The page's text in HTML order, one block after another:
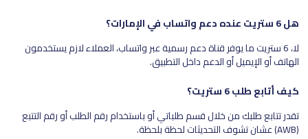
هل 6 ستريت عنده دعم واتساب في الإمارات؟
لا، 6 ستريت ما يوفر قناة دعم رسمية عبر واتساب، العملاء لازم يستخدمون
الهاتف أو الإيميل أو الدعم داخل التطبيق.
كيف أتابع طلب 6 ستريت؟
تقدر تتابع طلبك من خلال قسم طلباتي أو باستخدام رقم الطلب أو رقم التتبع
(AWB) عشان تشوف التحديثات لحظة بلحظة.